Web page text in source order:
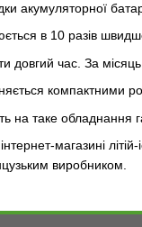
акумуляторної
в 10 разів
довгий час. За
на таке обладнання
магазині літій-
виробником.